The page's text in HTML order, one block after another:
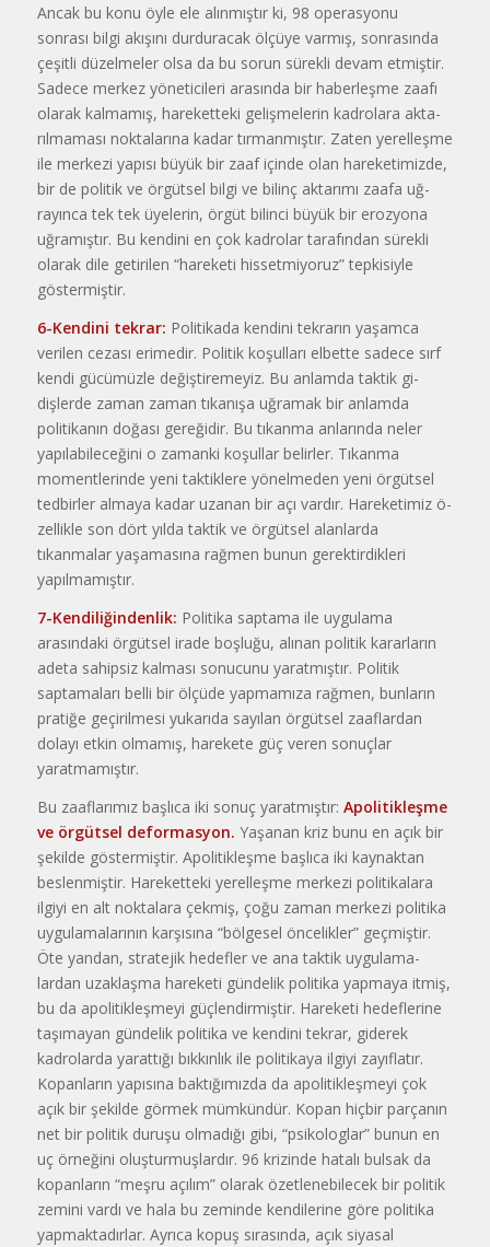
Ancak bu konu öyle ele alınmıştır ki, 98 o­perasyonu
sonrası bilgi akışını dur­duracak ölçüye varmış, sonrasında
çeşitli düzelmeler olsa da bu sorun sürekli devam etmiştir.
Sadece mer­kez yöneticileri arasında bir haber­leşme zaafı
olarak kalmamış, hare­ketteki gelişmelerin kadrolara akta­
rılmaması noktalarına kadar tırmanmıştır. Zaten yerelleşme
ile merkezi yapısı büyük bir zaaf içinde olan ha­reketimizde,
bir de politik ve örgüt­sel bilgi ve bilinç aktarımı zaafa uğ­
rayınca tek tek üyelerin, örgüt bilin­ci büyük bir erozyona
uğramıştır. Bu kendini en çok kadrolar tarafından sürekli
olarak dile getirilen “hareke­ti hissetmiyoruz” tepkisiyle
göster­miştir.
6-Kendini tekrar: Politikada kendini tekrarın yaşamca
verilen ce­zası erimedir. Politik koşulları elbet­te sadece sırf
kendi gücümüzle değiştiremeyiz. Bu anlamda taktik gi­
dişlerde zaman zaman tıkanışa uğra­mak bir anlamda
politikanın doğası gereğidir. Bu tıkanma anlarında ne­ler
yapılabileceğini o zamanki ko­şullar belirler. Tıkanma
momentle­rinde yeni taktiklere yönelmeden ye­ni örgütsel
tedbirler almaya kadar u­zanan bir açı vardır. Hareketimiz ö­
zellikle son dört yılda taktik ve ör­gütsel alanlarda
tıkanmalar yaşama­sına rağmen bunun gerektirdikleri
yapılmamıştır.
7-Kendiliğindenlik: Politika saptama ile uygulama
arasındaki ör­gütsel irade boşluğu, alınan politik kararların
adeta sahipsiz kalması so­nucunu yaratmıştır. Politik
saptama­ları belli bir ölçüde yapmamıza rağ­men, bunların
pratiğe geçirilmesi yukarıda sayılan örgütsel zaaflardan
dolayı etkin olmamış, harekete güç veren sonuçlar
yaratmamıştır.
Bu zaaflarımız başlıca iki sonuç yaratmıştır: Apolitikleşme
ve ör­gütsel deformasyon. Yaşanan kriz bunu en açık bir
şekilde göstermiştir. Apolitikleşme başlıca iki kaynaktan
beslenmiştir. Hareketteki yerelleşme merkezi politikalara
ilgiyi en alt noktalara çekmiş, çoğu zaman mer­kezi politika
uygulamalarının karşı­sına “bölgesel öncelikler” geçmiştir.
Öte yandan, stratejik hedefler ve ana taktik uygulama­
lardan uzaklaşma hareketi gündelik politika yapmaya itmiş,
bu da apolitikleşmeyi güçlen­dirmiştir. Hareketi hedeflerine
taşı­mayan gündelik politika ve kendi­ni tekrar, giderek
kadrolarda yarattı­ğı bıkkınlık ile politikaya ilgiyi za­yıflatır.
Kopanların yapısına baktığımızda da apolitikleşmeyi çok
açık bir şekilde görmek mümkündür. Ko­pan hiçbir parçanın
net bir politik duruşu olmadığı gibi, “psikologlar” bunun en
uç örneğini oluşturmuşlar­dır. 96 krizinde hatalı bulsak da
kopanların “meşru açılım” olarak özet­lenebilecek bir politik
zemini vardı ve hala bu zeminde kendilerine göre politika
yapmaktadırlar. Ayrıca ko­puş sırasında, açık siyasal